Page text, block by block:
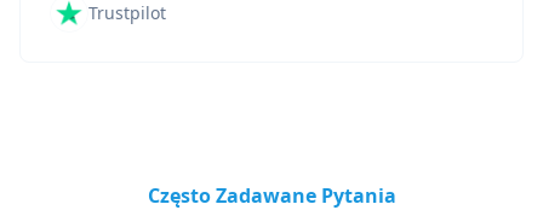
Trustpilot
Często Zadawane Pytania